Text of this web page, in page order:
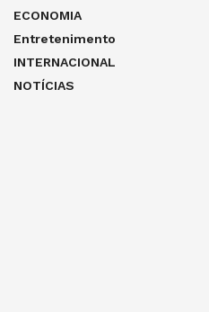
ECONOMIA
Entretenimento
INTERNACIONAL
NOTÍCIAS